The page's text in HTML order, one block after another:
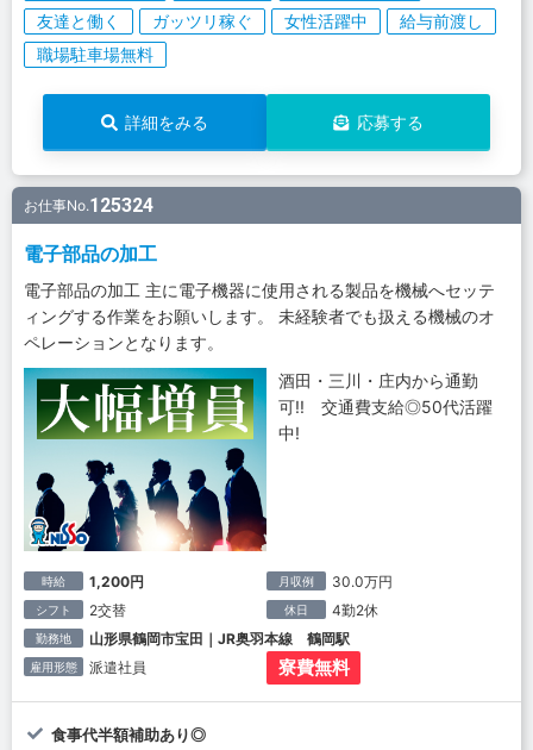
友達と働く
ガッツリ稼ぐ 女性活躍中
給与前渡し
職場駐車場無料
詳細をみる 応募する
お仕事No.125324
電子部品の加工
電子部品の加工 主に電子機器に使用される製品を機械へセッテ
ィングする作業をお願いします。 未経験者でも扱える機械のオ
ペレーションとなります。
酒田・三川・庄内から通勤
可!! 交通費支給◎50代活躍
中!
時給 1,200円 月収例 30.0万円
シフト 2交替 休日 4勤2休
勤務地 山形県鶴岡市宝田｜JR奥羽本線 鶴岡駅
雇用形態 派遣社員 寮費無料
食事代半額補助あり◎